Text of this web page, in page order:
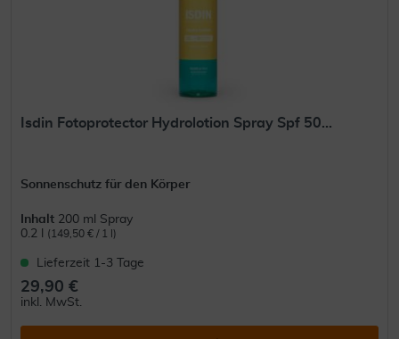
Isdin Fotoprotector Hydrolotion Spray Spf 50...
Sonnenschutz für den Körper
Inhalt 200 ml Spray
0.2 l
(149,50 € / 1 l)
Lieferzeit 1-3 Tage
29,90 €
inkl. MwSt.